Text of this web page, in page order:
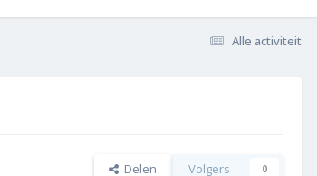
Alle activiteit
Delen Volgers 0